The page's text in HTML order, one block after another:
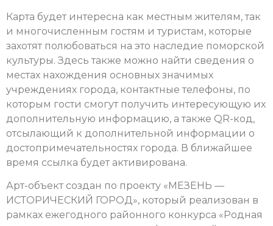
Карта будет интересна как местным жителям, так
и многочисленным гостям и туристам, которые
захотят полюбоваться на это наследие поморской
культуры. Здесь также можно найти сведения о
местах нахождения основных значимых
учреждениях города, контактные телефоны, по
которым гости смогут получить интересующую их
дополнительную информацию, а также QR-код,
отсылающий к дополнительной информации о
достопримечательностях города. В ближайшее
время ссылка будет активирована.
Арт-объект создан по проекту «МЕЗЕНЬ —
ИСТОРИЧЕСКИЙ ГОРОД», который реализован в
рамках ежегодного районного конкурса «Родная